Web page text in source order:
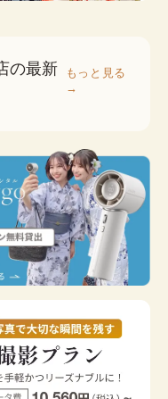
の最新
もっと見る
→